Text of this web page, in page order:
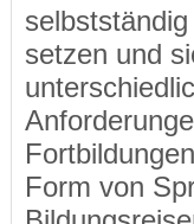
setzen und
Form von